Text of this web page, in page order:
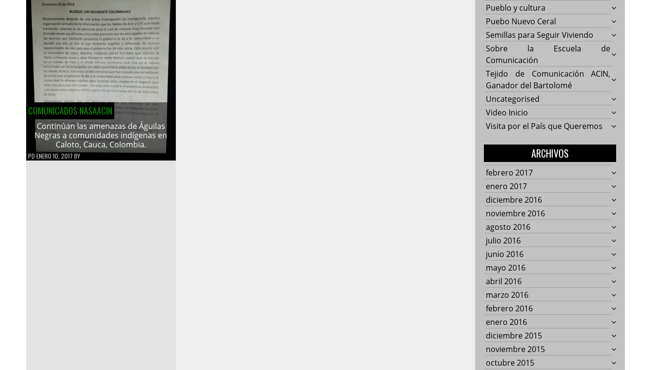
COMUNICADOS NASAACIN
Continúan las amenazas de Águilas
Negras a comunidades indígenas en
Caloto, Cauca, Colombia.
PD ENERO 10, 2017 BY
Pueblo y cultura
Puebo Nuevo Ceral
Semillas para Seguir Viviendo
Sobre la Escuela de
Comunicación
Tejido de Comunicación ACIN,
Ganador del Bartolomé
Uncategorised
Video Inicio
Visita por el País que Queremos
ARCHIVOS
febrero 2017
enero 2017
diciembre 2016
noviembre 2016
agosto 2016
julio 2016
junio 2016
mayo 2016
abril 2016
marzo 2016
febrero 2016
enero 2016
diciembre 2015
noviembre 2015
octubre 2015